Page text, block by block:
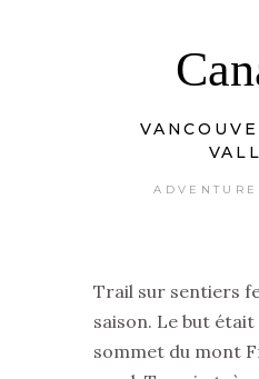
Trail sur sentiers
saison. Le but
sommet du mont